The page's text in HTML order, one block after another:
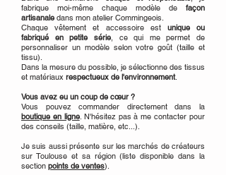
fabrique moi-même chaque modèle de façon
artisanale dans mon atelier Commingeois.
Chaque vêtement et accessoire est unique ou
fabriqué en petite série, ce qui me permet de
personnaliser un modèle selon votre goût (taille et
tissu).
Dans la mesure du possible, je sélectionne des tissus
et matériaux respectueux de l'environnement.
Vous avez eu un coup de cœur ?
Vous pouvez commander directement dans la
boutique en ligne. N'hésitez pas à me contacter pour
des conseils (taille, matière, etc...).
Je suis aussi présente sur les marchés de créateurs
sur Toulouse et sa région (liste disponible dans la
section points de ventes).